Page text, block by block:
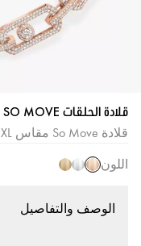
قلادة الحلقات SO MOVE المرصوفة
قلادة So Move مقاس XL من الماس والذهب الوردي
اللون
الوصف والتفاصيل